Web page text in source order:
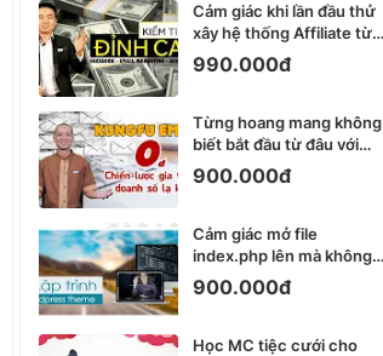
Cảm giác khi lần đầu thử
xây hệ thống Affiliate từ
Facebook cá nhân
990.000đ
Từng hoang mang không
biết bắt đầu từ đâu với
Email Marketing
900.000đ
Cảm giác mở file
index.php lên mà không
biết viết gì tiếp theo
900.000đ
Học MC tiệc cưới cho